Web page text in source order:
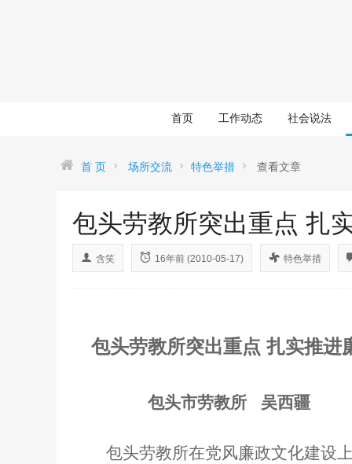
首页 工作动态 社会说法
首 页 场所交流 特色举措 查看文章
包头劳教所突出重点 扎
含笑 16年前 (2010-05-17) 特色举措
包头劳教所突出重点 扎实推进
包头市劳教所 吴西疆
包头劳教所在党风廉政文化建设